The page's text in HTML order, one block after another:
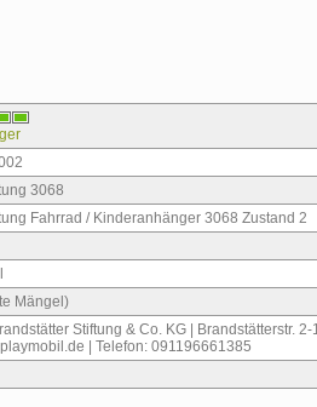
3068
Fahrrad / Kinderanhänger 3068 Zustand 2
Mängel)
Stiftung & Co. KG | Brandstätterstr.
| Telefon: 091196661385